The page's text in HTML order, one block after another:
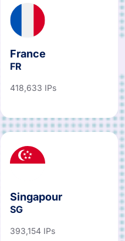
France
FR
418,633 IPs
Singapour
SG
393,154 IPs